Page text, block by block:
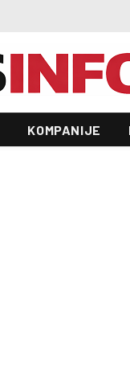
KOMPANIJE